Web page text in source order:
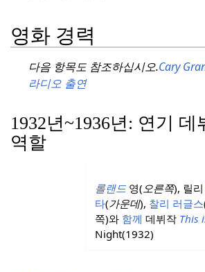
영화 경력
다음 항목도 참조하십시오.Cary
라디오 출연
1932년~1936년: 연기 데
역할
롤랜드 영(오른쪽), 릴리
타(가운데), 찰리 러글스
쪽)와 함께 데뷔작 This
Night(1932)